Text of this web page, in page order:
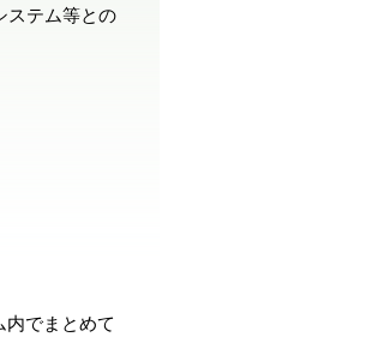
ステム等との
でまとめて